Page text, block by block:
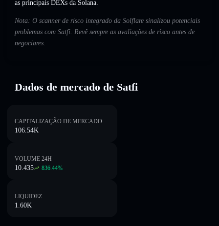
as principais DEXs da Solana.
Nota: O scanner de risco integrado da Solflare sinalizou potenciais
problemas com Satfi. Revê sempre as avaliações de risco antes de
negociares.
Dados de mercado de Satfi
CAPITALIZAÇÃO DE MERCADO
106.54K
VOLUME 24H
10.435 836.44%
LIQUIDEZ
1.60K